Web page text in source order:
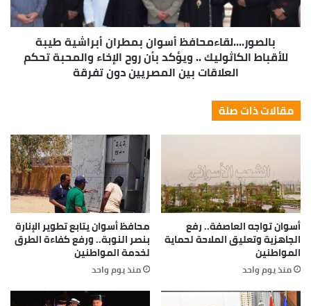
بالصور....لقاءمحافظ أسوان بمطران أبراشية طيبة
للأقباط الكاثوليك .. ويؤكد بأن روح الإخاء والمحبة تحكم
العلاقات بين المصريين دون تفرقة
مقالات ذات صلة
أسوان تواجه العاصفة.. رفع
الجاهزية وتعليق الملاحة لحماية
المواطنين
منذ يوم واحد
محافظ أسوان يتابع تطوير الإنارة
بنصر النوبة.. ورفع كفاءة الطرق
لخدمة المواطنين
منذ يوم واحد